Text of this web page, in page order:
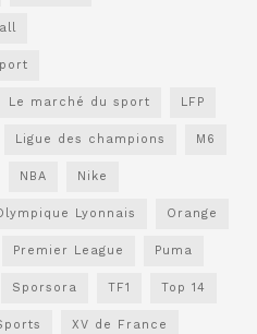
Le marché du sport LFP
Ligue des champions M6
NBA Nike
Lyonnais Orange
Premier League Puma
Sporsora TF1 Top 14
XV de France